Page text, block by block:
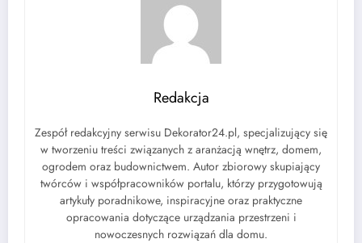
Redakcja
Zespół redakcyjny serwisu Dekorator24.pl, specjalizujący się
w tworzeniu treści związanych z aranżacją wnętrz, domem,
ogrodem oraz budownictwem. Autor zbiorowy skupiający
twórców i współpracowników portalu, którzy przygotowują
artykuły poradnikowe, inspiracyjne oraz praktyczne
opracowania dotyczące urządzania przestrzeni i
nowoczesnych rozwiązań dla domu.